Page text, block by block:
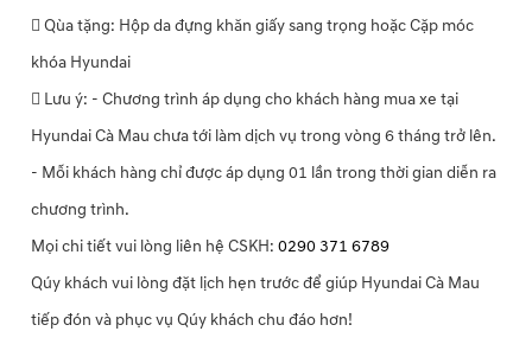
 Qùa tặng: Hộp da đựng khăn giấy sang trọng hoặc Cặp móc
khóa Hyundai
 Lưu ý: - Chương trình áp dụng cho khách hàng mua xe tại
Hyundai Cà Mau chưa tới làm dịch vụ trong vòng 6 tháng trở lên.
- Mỗi khách hàng chỉ được áp dụng 01 lần trong thời gian diễn ra
chương trình.
Mọi chi tiết vui lòng liên hệ CSKH: 0290 371 6789
Qúy khách vui lòng đặt lịch hẹn trước để giúp Hyundai Cà Mau
tiếp đón và phục vụ Qúy khách chu đáo hơn!